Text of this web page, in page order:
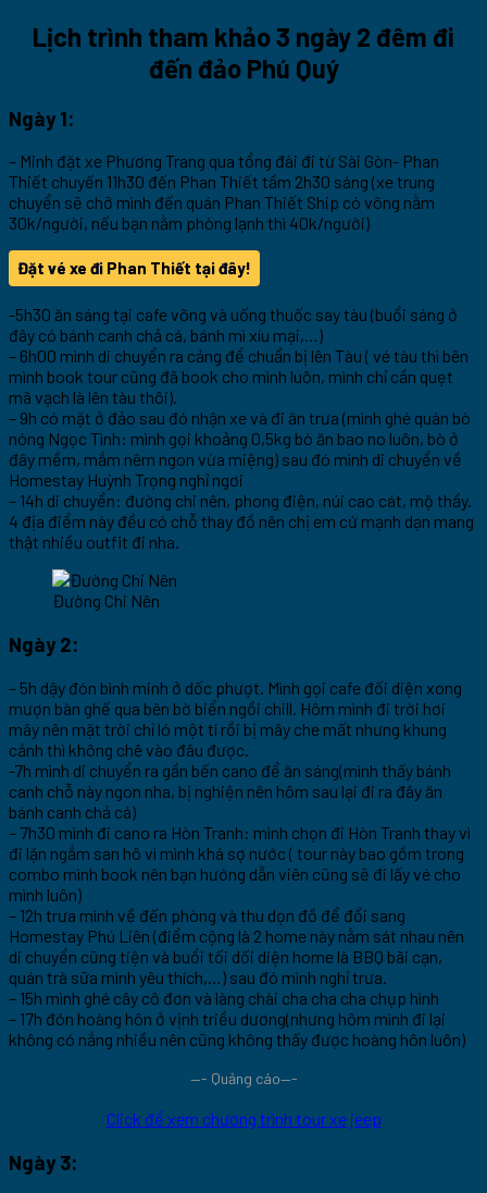
Lịch trình tham khảo 3 ngày 2 đêm đi
đến đảo Phú Quý
Ngày 1:
– Minh đặt xe Phương Trang qua tổng đài đi từ Sài Gòn- Phan
Thiết chuyến 11h30 đến Phan Thiết tầm 2h30 sáng (xe trung
chuyển sẽ chỡ mình đến quán Phan Thiết Ship có võng nằm
30k/người, nếu bạn nằm phòng lạnh thì 40k/người)
Đặt vé xe đi Phan Thiết tại đây!
-5h30 ăn sáng tại cafe võng và uống thuốc say tàu (buổi sáng ở
đây có bánh canh chả cá, bánh mì xíu mại,…)
– 6h00 mình di chuyển ra cảng để chuẩn bị lên Tàu ( vé tàu thì bên
mình book tour cũng đã book cho mình luôn, mình chỉ cần quẹt
mã vạch là lên tàu thôi).
– 9h có mặt ở đảo sau đó nhận xe và đi ăn trưa (mình ghé quán bò
nóng Ngọc Tình: mình gọi khoảng 0,5kg bò ăn bao no luôn, bò ở
đây mềm, mắm nêm ngon vừa miệng) sau đó mình di chuyển về
Homestay Huỳnh Trọng nghỉ ngơi
– 14h di chuyển: đường chi nên, phong điện, núi cao cát, mộ thầy.
4 địa điểm này đều có chỗ thay đồ nên chị em cứ mạnh dạn mang
thật nhiều outfit đi nha.
Đường Chi Nên
Ngày 2:
– 5h dậy đón bình minh ở dốc phượt. Mình gọi cafe đối diện xong
mượn bàn ghế qua bên bờ biển ngồi chill. Hôm mình đi trời hơi
mây nên mặt trời chỉ ló một tí rồi bị mây che mất nhưng khung
cảnh thì không chê vào đâu được.
-7h mình di chuyển ra gần bến cano để ăn sáng(mình thấy bánh
canh chỗ này ngon nha, bị nghiện nên hôm sau lại đi ra đây ăn
bánh canh chả cá)
– 7h30 mình đi cano ra Hòn Tranh: mình chọn đi Hòn Tranh thay vì
đi lặn ngắm san hô vì mình khá sợ nước ( tour này bao gồm trong
combo mình book nên bạn hướng dẫn viên cũng sẽ đi lấy vé cho
mình luôn)
– 12h trưa mình về đến phòng và thu dọn đồ để đổi sang
Homestay Phú Liên (điểm cộng là 2 home này nằm sát nhau nên
di chuyển cũng tiện và buổi tối dối diện home là BBQ bãi cạn,
quán trà sữa mình yêu thích,…) sau đó mình nghỉ trưa.
– 15h mình ghé cây cô đơn và làng chài cha cha cha chụp hình
– 17h đón hoàng hôn ở vịnh triều dương(nhưng hôm mình đi lại
không có nắng nhiều nên cũng không thấy được hoàng hôn luôn)
—- Quảng cáo—-
Click để xem chương trình tour xe jeep
Ngày 3: